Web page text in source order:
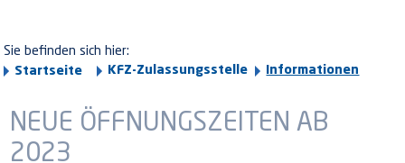
Sie befinden sich hier:
Startseite
KFZ-Zulassungsstelle Informationen
NEUE ÖFFNUNGSZEITEN AB
2023